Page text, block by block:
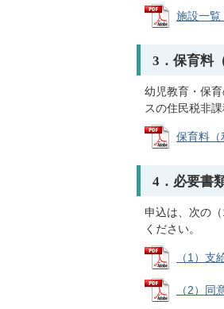
施設一覧
3．保育料
幼児教育・保
スの住民税非
保育料（
4．必要書
申込は、次の
ください。
（1）支
（2）同